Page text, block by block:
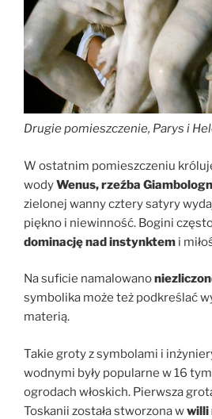
Drugie pomieszczenie, Parys i
W ostatnim pomieszczeniu
wodyWenus, rzeźba
zielonej wanny cztery satyry
piękno i niewinność. Bogini
dominację nad instynktem i
Na suficie namalowano
symbolika może też podkreślać
materią.
Takie groty z symbolami i
wodnymi były popularne w 16
ogrodach włoskich. Pierwsza
Toskanii została stworzona wwilli